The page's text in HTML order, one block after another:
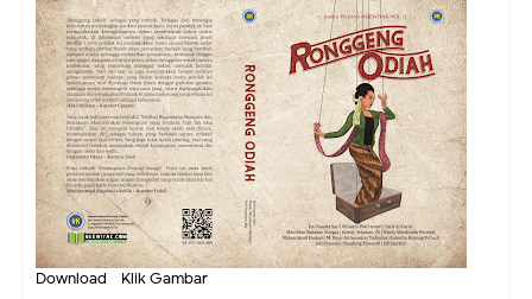
Download - Klik Gambar